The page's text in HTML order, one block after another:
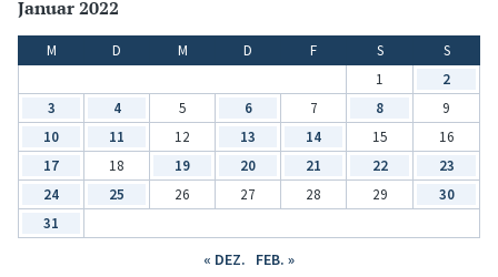
Januar 2022
M D M D F S
S
1
2
3
4 5 6 7 8
9
10
11 12 13 14 15
16
17
18 19 20 21 22
23
24
25 26 27 28 29
30
31
« DEZ. FEB. »